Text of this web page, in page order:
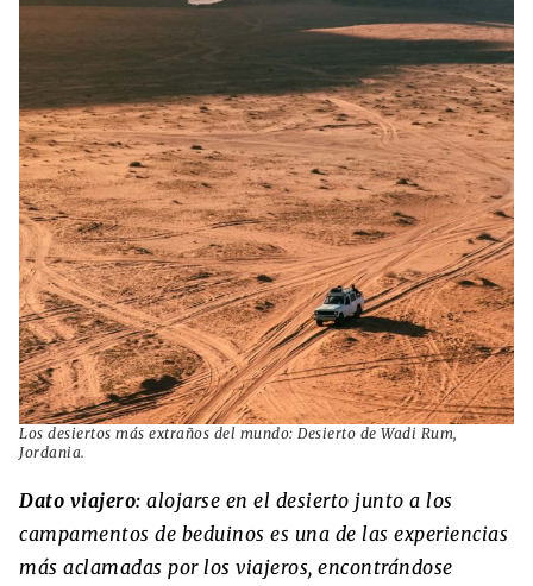
Los desiertos más extraños del mundo: Desierto de Wadi Rum,
Jordania.
Dato viajero: alojarse en el desierto junto a los
campamentos de beduinos es una de las experiencias
más aclamadas por los viajeros, encontrándose